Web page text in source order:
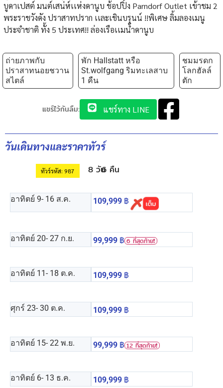
บูดาเปสต์ มนต์เสน่ห์เเห่งดานูบ ช้อปปิ้ง Parndorf Outlet เข้าชม 2
พระราชวังดัง ปราสาทปราก เเละเชินบรุนน์ !!พิเศษ ลิ้มลองเมนู
ประจำชาติ ทั้ง 5 ประเทศ!! ล่องเรือเเมน้ำดานูบ
ถ่ายภาพกับ
ปราสาทนอยชวาน
สไตล์
พัก Hallstatt หรือ
St.wolfgang ริมทะเลสาบ
1 คืน
ชมมรดก
โลกฮัลล์
ตัก
แชร์ไว้กันลืม: แชร์ทาง LINE
วันเดินทางและราคาทัวร์
ทัวร์รหัส: 987 8 วัน6 คืน
อาทิตย์ 9- 16 ส.ค. 109,999 ฿
อาทิตย์ 20- 27 ก.ย. 99,999 ฿ 6 ที่สุดท้าย❗️
อาทิตย์ 11 - 18 ต.ค. 109,999 ฿
ศุกร์ 23- 30 ต.ค. 109,999 ฿
อาทิตย์ 15- 22 พ.ย. 99,999 ฿ 12 ที่สุดท้าย❗️
อาทิตย์ 6- 13 ธ.ค. 109,999 ฿